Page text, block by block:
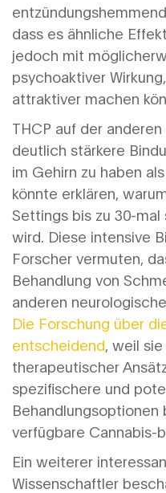
dass es ähnliche
jedoch mit
psychoaktiver
attraktiver machen
THCP auf der
deutlich stärkere
im Gehirn zu haben
könnte erklären,
Settings bis zu 30-mal
wird. Diese intensive
Forscher vermuten,
Behandlung von
anderen
Die Forschung über
entscheidend, weil
therapeutischer
spezifischere und
Behandlungsoptionen
verfügbare Cannabis-
Ein weiterer
Wissenschaftler